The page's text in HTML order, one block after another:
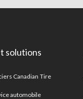
solutions
Canadian Tire
automobile